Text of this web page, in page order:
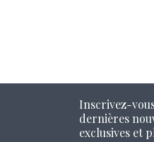
Inscrivez-
dernières
exclusives et